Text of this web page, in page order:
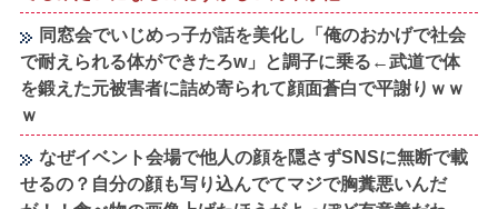
同窓会でいじめっ子が話を美化し「俺のおかげで社会
で耐えられる体ができたろw」と調子に乗る←武道で体
を鍛えた元被害者に詰め寄られて顔面蒼白で平謝りｗｗ
ｗ
なぜイベント会場で他人の顔を隠さずSNSに無断で載
せるの？自分の顔も写り込んでてマジで胸糞悪いんだ